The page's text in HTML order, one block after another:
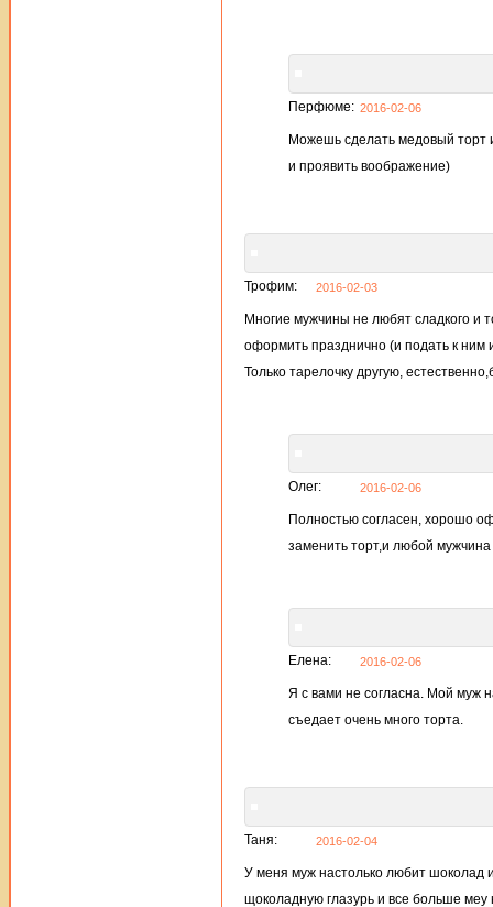
Перфюме: 2016-02-06
Можешь сделать медовый торт
и проявить воображение)
Трофим: 2016-02-03
Многие мужчины не любят сладкого и
оформить празднично (и подать к ним
Только тарелочку другую,
Олег: 2016-02-06
Полностью согласен, хорошо
заменить торт,и любой
Елена: 2016-02-06
Я с вами не согласна. Мой муж
съедает очень много торта.
Таня: 2016-02-04
У меня муж настолько любит шоколад
щоколадную глазурь и все больше меу